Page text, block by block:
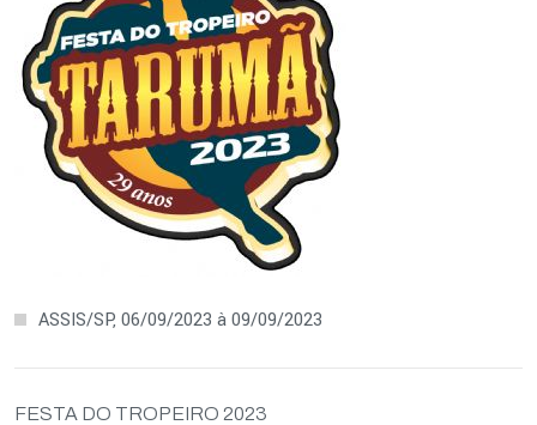
ASSIS/SP, 06/09/2023 à 09/09/2023
FESTA DO TROPEIRO 2023